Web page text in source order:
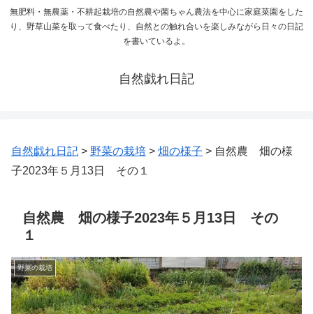
無肥料・無農薬・不耕起栽培の自然農や菌ちゃん農法を中心に家庭菜園をした
り、野草山菜を取って食べたり、自然との触れ合いを楽しみながら日々の日記
を書いているよ。
自然戯れ日記
自然戯れ日記 > 野菜の栽培 > 畑の様子 > 自然農 畑の様
子2023年５月13日 その１
自然農 畑の様子2023年５月13日 その
１
野菜の栽培